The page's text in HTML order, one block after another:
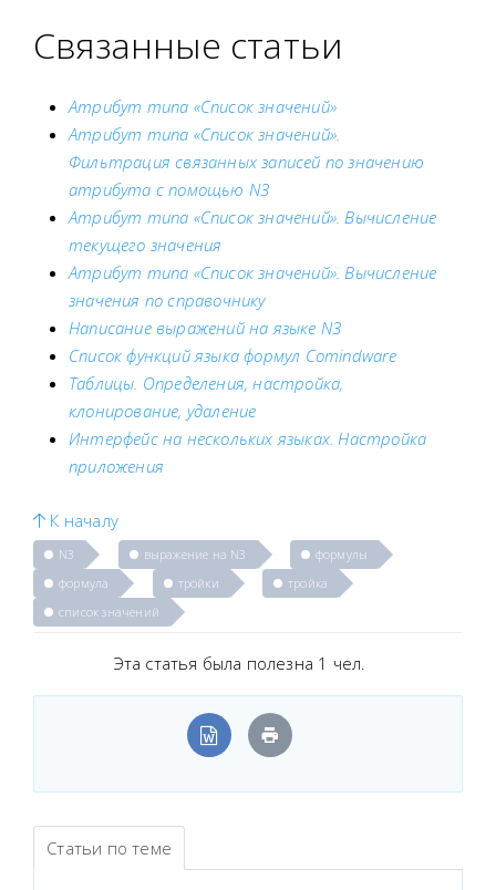
Связанные статьи
Атрибут типа «Список значений»
Атрибут типа «Список значений».
Фильтрация связанных записей по значению
атрибута с помощью N3
Атрибут типа «Список значений». Вычисление
текущего значения
Атрибут типа «Список значений». Вычисление
значения по справочнику
Написание выражений на языке N3
Список функций языка формул Comindware
Таблицы. Определения, настройка,
клонирование, удаление
Интерфейс на нескольких языках. Настройка
приложения
К началу
N3 выражение на N3
формулы
формула
тройки
тройка
список значений
Эта статья была полезна 1 чел.
Статьи по теме